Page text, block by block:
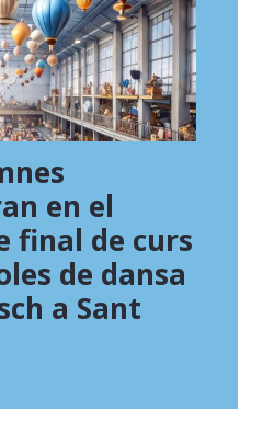
en el
final de curs
de dansa
a Sant